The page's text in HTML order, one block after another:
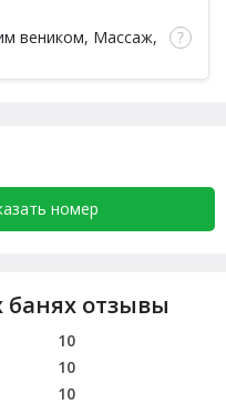
веником, Массаж,
номер
банях отзывы
10
10
10